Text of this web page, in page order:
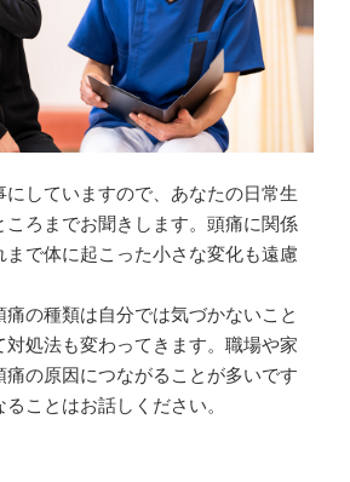
していますので、あなたの日常生
ろまでお聞きします。頭痛に関係
で体に起こった小さな変化も遠慮
の種類は自分では気づかないこと
処法も変わってきます。職場や家
の原因につながることが多いです
ことはお話しください。